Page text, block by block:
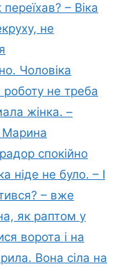
– Віка
не
Чоловіка
не треба
жінка. –
Марина
спокійно
ніде не було. – І
– вже
як раптом у
ворота і на
Вона сіла на